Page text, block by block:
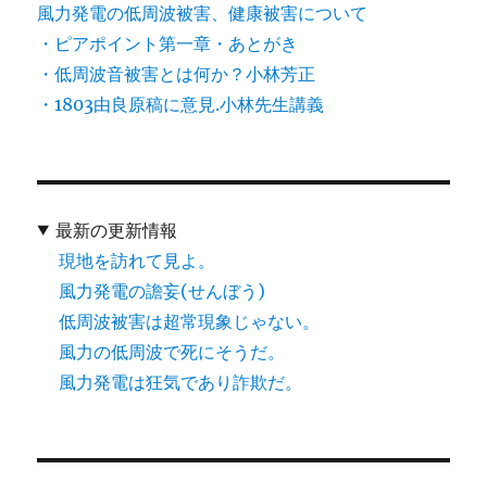
風力発電の低周波被害、健康被害について
・ピアポイント第一章・あとがき
・低周波音被害とは何か？小林芳正
・1803由良原稿に意見.小林先生講義
最新の更新情報
現地を訪れて見よ。
風力発電の譫妄(せんぼう)
低周波被害は超常現象じゃない。
風力の低周波で死にそうだ。
風力発電は狂気であり詐欺だ。